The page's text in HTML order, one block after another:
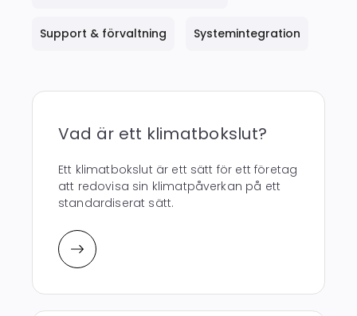
Support & förvaltning Systemintegration
Vad är ett klimatbokslut?
Ett klimatbokslut är ett sätt för ett företag
att redovisa sin klimatpåverkan på ett
standardiserat sätt.